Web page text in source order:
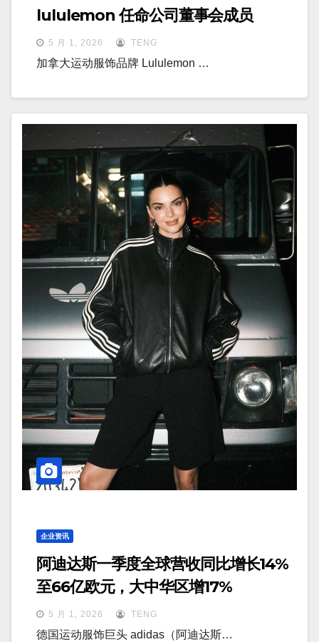
lululemon 任命公司董事会成员
5 月 1, 2026 TENG
加拿大运动服饰品牌 Lululemon …
企业资讯
阿迪达斯一季度全球营收同比增长14%
至66亿欧元，大中华区增17%
5 月 1, 2026 TENG
德国运动服饰巨头 adidas（阿迪达斯…